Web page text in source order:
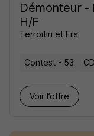
Démonteur -
H/F
Terroitin et Fils
Contest - 53
Voir l’offre